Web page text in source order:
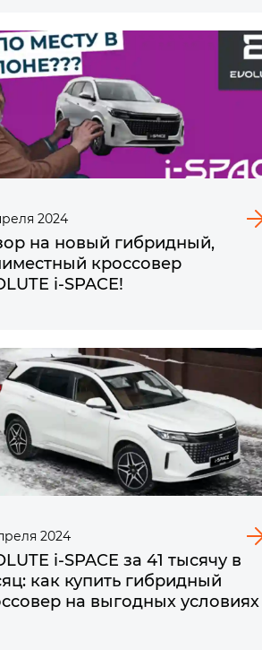
2024
на новый гибридный,
кроссовер
i‑SPACE!
2024
за 41 тысячу в
как купить гибридный
на выгодных условиях